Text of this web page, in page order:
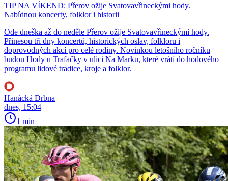
TIP NA VÍKEND: Přerov ožije Svatovavřineckými hody.
Nabídnou koncerty, folklor i historii
Ode dneška až do neděle Přerov ožije Svatovavřineckými hody.
Přinesou tři dny koncertů, historických oslav, folkloru i
doprovodných akcí pro celé rodiny. Novinkou letošního ročníku
budou Hody u Trafačky v ulici Na Marku, které vrátí do hodového
programu lidové tradice, kroje a folklor.
Hanácká Drbna
dnes, 15:04
1 min